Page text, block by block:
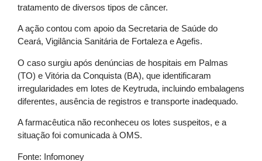
tratamento de diversos tipos de câncer.
A ação contou com apoio da Secretaria de Saúde do
Ceará, Vigilância Sanitária de Fortaleza e Agefis.
O caso surgiu após denúncias de hospitais em Palmas
(TO) e Vitória da Conquista (BA), que identificaram
irregularidades em lotes de Keytruda, incluindo embalagens
diferentes, ausência de registros e transporte inadequado.
A farmacêutica não reconheceu os lotes suspeitos, e a
situação foi comunicada à OMS.
Fonte: Infomoney